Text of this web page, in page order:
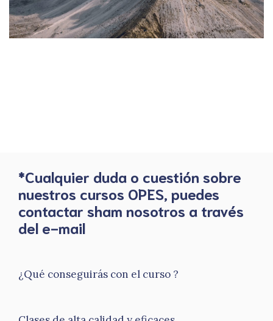
*Cualquier duda o cuestión sobre
nuestros cursos OPES, puedes
contactar sham nosotros a través
del e-mail
¿Qué conseguirás con el curso ?